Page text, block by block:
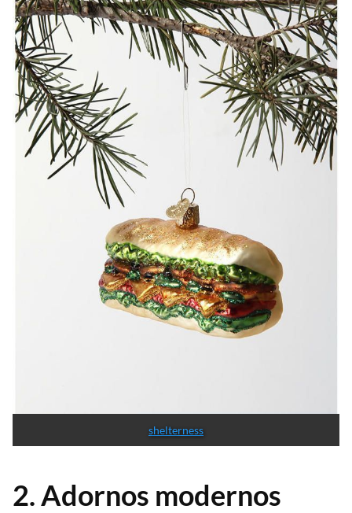
shelterness
2. Adornos modernos